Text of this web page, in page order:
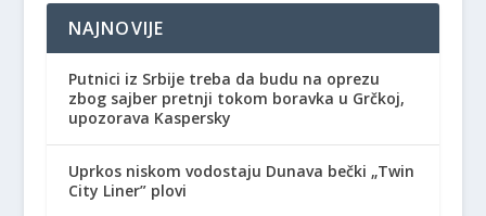
NAJNOVIJE
Putnici iz Srbije treba da budu na oprezu
zbog sajber pretnji tokom boravka u Grčkoj,
upozorava Kaspersky
Uprkos niskom vodostaju Dunava bečki „Twin
City Liner” plovi